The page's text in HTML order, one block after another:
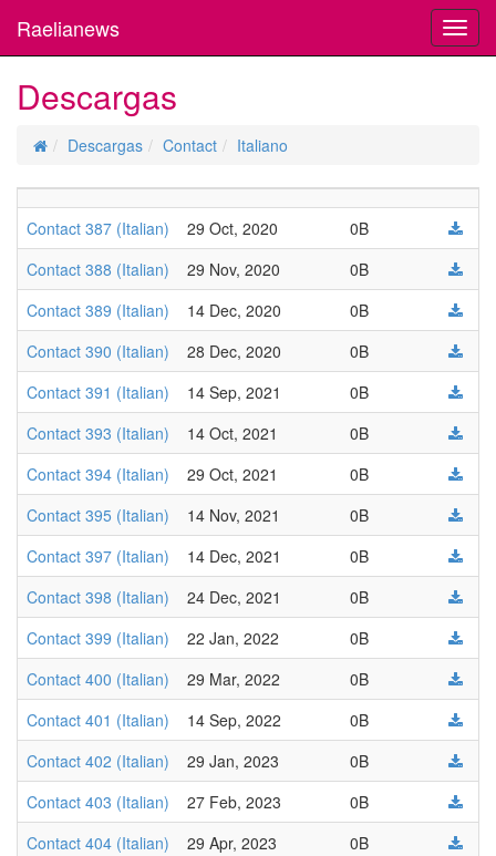
Raelianews
Descargas
Descargas Contact Italiano
Contact 387 (Italian) 29 Oct, 2020
0B
Contact 388 (Italian)
29 Nov, 2020
0B
Contact 389 (Italian)
14 Dec, 2020
0B
Contact 390 (Italian)
28 Dec, 2020
0B
Contact 391 (Italian)
14 Sep, 2021
0B
Contact 393 (Italian)
14 Oct, 2021
0B
Contact 394 (Italian)
29 Oct, 2021
0B
Contact 395 (Italian)
14 Nov, 2021
0B
Contact 397 (Italian)
14 Dec, 2021
0B
Contact 398 (Italian)
24 Dec, 2021
0B
Contact 399 (Italian)
22 Jan, 2022
0B
Contact 400 (Italian)
29 Mar, 2022
0B
Contact 401 (Italian)
14 Sep, 2022
0B
Contact 402 (Italian)
29 Jan, 2023
0B
Contact 403 (Italian)
27 Feb, 2023
0B
Contact 404 (Italian)
29 Apr, 2023
0B